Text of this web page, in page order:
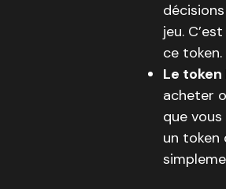
jeu.
ce token.
Le token
acheter
que
un token